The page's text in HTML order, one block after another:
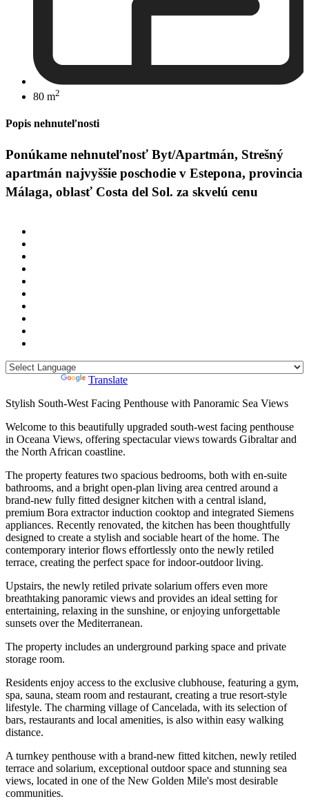
80 m2
Popis nehnuteľnosti
Ponúkame nehnuteľnosť Byt/Apartmán, Strešný
apartmán najvyššie poschodie v Estepona, provincia
Málaga, oblasť Costa del Sol. za skvelú cenu
Translate
Stylish South-West Facing Penthouse with Panoramic Sea Views
Welcome to this beautifully upgraded south-west facing penthouse
in Oceana Views, offering spectacular views towards Gibraltar and
the North African coastline.
The property features two spacious bedrooms, both with en-suite
bathrooms, and a bright open-plan living area centred around a
brand-new fully fitted designer kitchen with a central island,
premium Bora extractor induction cooktop and integrated Siemens
appliances. Recently renovated, the kitchen has been thoughtfully
designed to create a stylish and sociable heart of the home. The
contemporary interior flows effortlessly onto the newly retiled
terrace, creating the perfect space for indoor-outdoor living.
Upstairs, the newly retiled private solarium offers even more
breathtaking panoramic views and provides an ideal setting for
entertaining, relaxing in the sunshine, or enjoying unforgettable
sunsets over the Mediterranean.
The property includes an underground parking space and private
storage room.
Residents enjoy access to the exclusive clubhouse, featuring a gym,
spa, sauna, steam room and restaurant, creating a true resort-style
lifestyle. The charming village of Cancelada, with its selection of
bars, restaurants and local amenities, is also within easy walking
distance.
A turnkey ‌penthouse ‌with ‌a ‌brand-new ‌fitted kitchen, ‌newly ‌retiled
terrace ‌and solarium, ‌exceptional outdoor space ‌and ‌stunning ‌sea
views, located ‌in ‌one of the ‌New ‌Golden ‌Mile's ‌most ‌desirable
‌communities.